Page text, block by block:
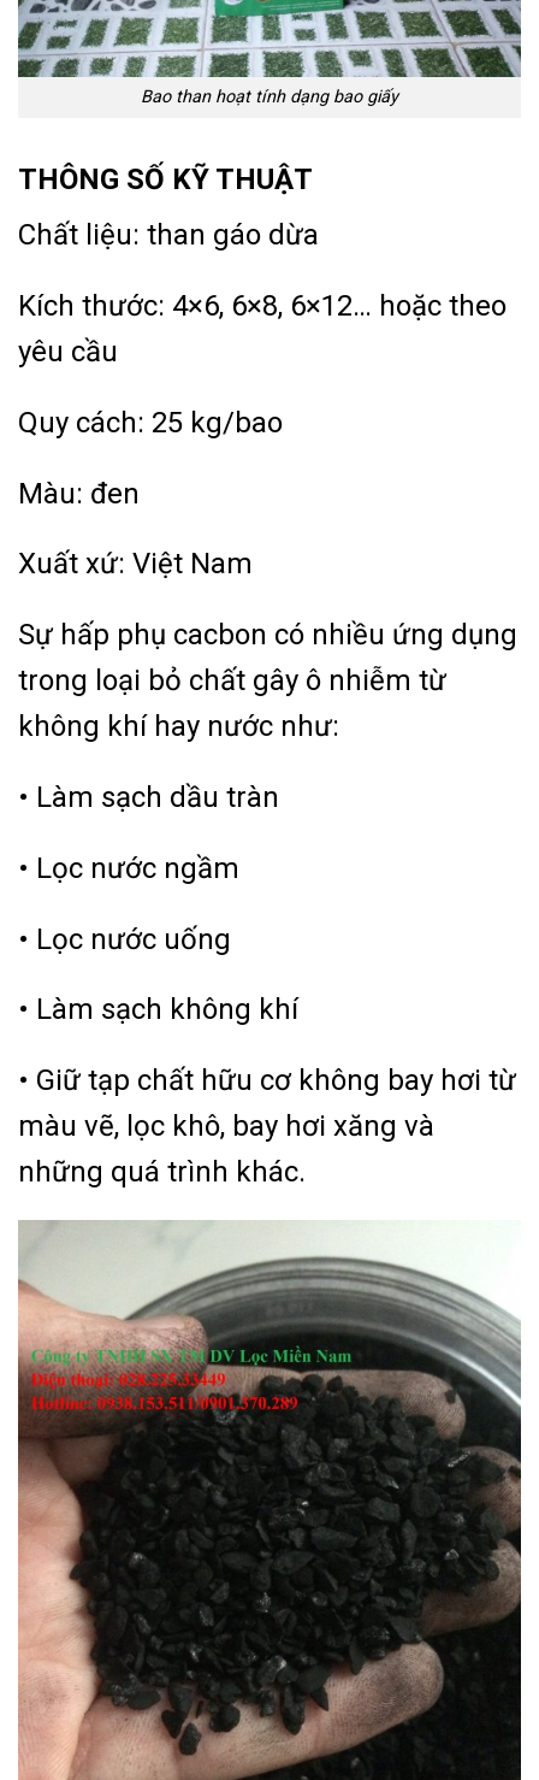
Bao than hoạt tính dạng bao giấy
THÔNG SỐ KỸ THUẬT
Chất liệu: than gáo dừa
Kích thước: 4×6, 6×8, 6×12… hoặc theo
yêu cầu
Quy cách: 25 kg/bao
Màu: đen
Xuất xứ: Việt Nam
Sự hấp phụ cacbon có nhiều ứng dụng
trong loại bỏ chất gây ô nhiễm từ
không khí hay nước như:
• Làm sạch dầu tràn
• Lọc nước ngầm
• Lọc nước uống
• Làm sạch không khí
• Giữ tạp chất hữu cơ không bay hơi từ
màu vẽ, lọc khô, bay hơi xăng và
những quá trình khác.